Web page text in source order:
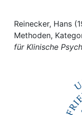
Awards
Reinecker, Hans
Methoden,
für Klinische